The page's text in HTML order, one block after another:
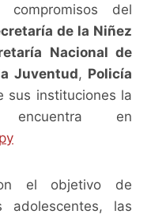
del
de la Niñez
Nacional de
Juventud, Policía
instituciones la
en
el objetivo de
adolescentes, las